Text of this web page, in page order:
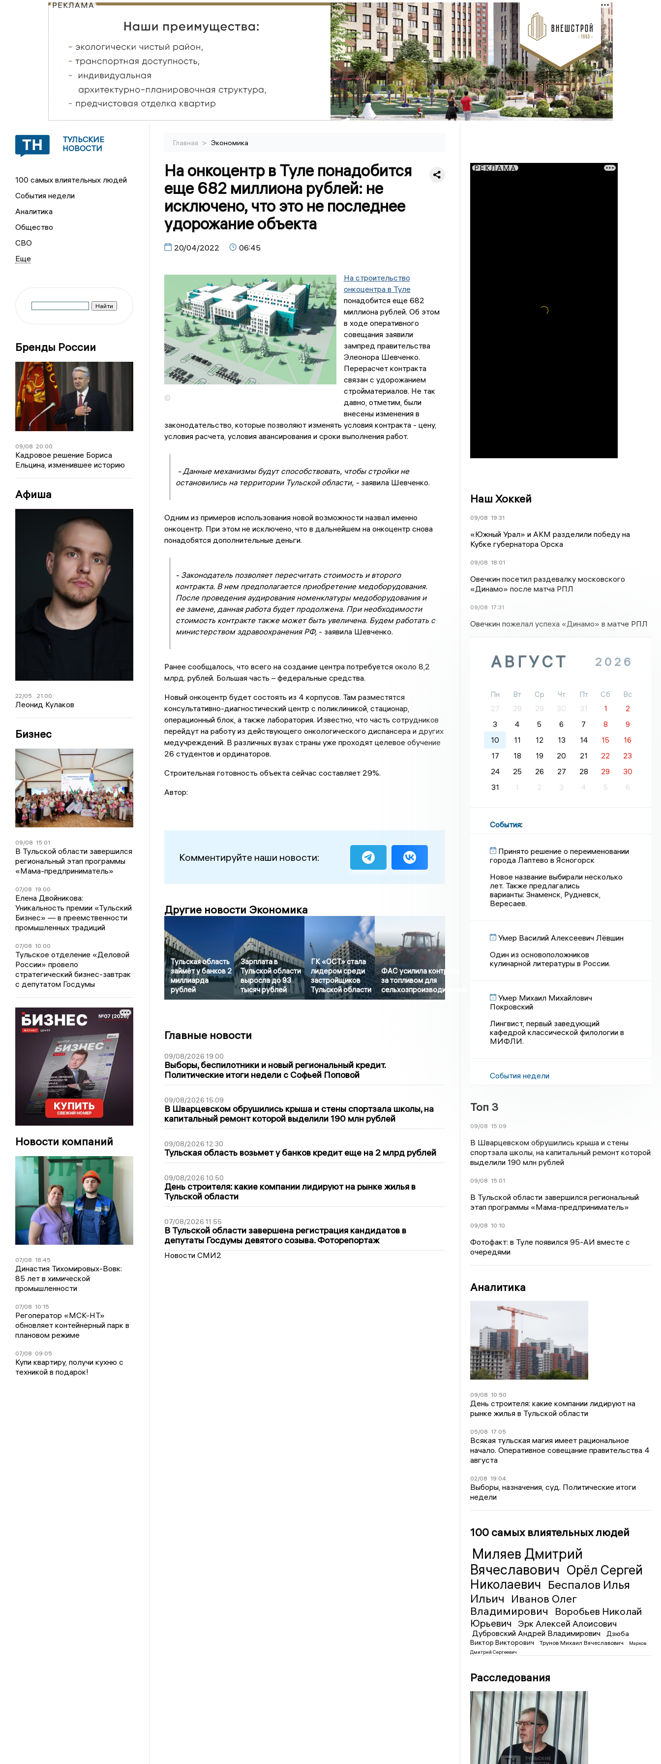
РЕКЛАМА
ТУЛЬСКИЕ
НОВОСТИ
100 самых влиятельных людей
События недели
Аналитика
Общество
СВО
Бренды России
09/08 20:00
Кадровое решение Бориса
Ельцина, изменившее историю
Афиша
22/05 21:00
Леонид Кулаков
Бизнес
09/08 15:01
В Тульской области завершился
региональный этап программы
«Мама-предприниматель»
07/08 19:00
Елена Двойникова:
Уникальность премии «Тульский
Бизнес» — в преемственности
промышленных традиций
07/08 10:00
Тульское отделение «Деловой
России» провело
стратегический бизнес-завтрак
с депутатом Госдумы
Новости компаний
07/08 18:45
Династия Тихомировых-Вовк:
85 лет в химической
промышленности
07/08 10:15
Регоператор «МСК-НТ»
обновляет контейнерный парк в
плановом режиме
07/08 09:05
Купи квартиру, получи кухню с
техникой в подарок!
Главная > Экономика
На онкоцентр в Туле понадобится
еще 682 миллиона рублей: не
исключено, что это не последнее
удорожание объекта
20/04/2022 06:45
©
На строительство
онкоцентра в Туле
понадобится еще 682
миллиона рублей. Об этом
в ходе оперативного
совещания заявили
зампред правительства
Элеонора Шевченко.
Перерасчет контракта
связан с удорожанием
стройматериалов. Не так
давно, отметим, были
внесены изменения в
законодательство, которые позволяют изменять условия контракта - цену,
условия расчета, условия авансирования и сроки выполнения работ.
- Данные механизмы будут способствовать, чтобы стройки не
остановились на территории Тульской области, -заявила Шевченко.
Одним из примеров использования новой возможности назвал именно
онкоцентр. При этом не исключено, что в дальнейшем на онкоцентр снова
понадобятся дополнительные деньги.
- Законодатель позволяет пересчитать стоимость и второго
контракта. В нем предполагается приобретение медоборудования.
После проведения аудирования номенклатуры медоборудования и
ее замене, данная работа будет продолжена. При необходимости
стоимость контракте также может быть увеличена. Будем работать с
министерством здравоохранения РФ,- заявила Шевченко.
Ранее сообщалось, что всего на создание центра потребуется около 8,2
млрд. рублей. Большая часть – федеральные средства.
Новый онкоцентр будет состоять из 4 корпусов. Там разместятся
консультативно-диагностический центр с поликлиникой, стационар,
операционный блок, а также лаборатория. Известно, что часть сотрудников
перейдут на работу из действующего онкологического диспансера и других
медучреждений. В различных вузах страны уже проходят целевое обучение
26 студентов и ординаторов.
Строительная готовность объекта сейчас составляет 29%.
Автор:
Комментируйте наши новости:
Другие новости Экономика
Тульская область
займёт у банков 2
миллиарда
рублей
Зарплата в
Тульской области
выросла до 93
тысяч рублей
ГК «ОСТ» стала
лидером среди
застройщиков
Тульской области
ФАС усилила контроль
за топливом для
сельхозпроизводителей
Главные новости
09/08/2026 19:00
Выборы, беспилотники и новый региональный кредит.
Политические итоги недели с Софьей Поповой
09/08/2026 15:09
В Шварцевском обрушились крыша и стены спортзала школы, на
капитальный ремонт которой выделили 190 млн рублей
09/08/2026 12:30
Тульская область возьмет у банков кредит еще на 2 млрд рублей
09/08/2026 10:50
День строителя: какие компании лидируют на рынке жилья в
Тульской области
07/08/2026 11:55
В Тульской области завершена регистрация кандидатов в
депутаты Госдумы девятого созыва. Фоторепортаж
Новости СМИ2
РЕКЛАМА
Наш Хоккей
09/08 19:31
«Южный Урал» и АКМ разделили победу на
Кубке губернатора Орска
09/08 18:01
Овечкин посетил раздевалку московского
«Динамо» после матча РПЛ
09/08 17:31
Овечкин пожелал успеха «Динамо» в матче РПЛ
АВГУСТ 2026
Пн Вт Ср Чт Пт Сб
Вс
27
28 29 30 31 1
2
3
4 5 6 7 8
9
10
11 12 13 14 15
16
17
18 19 20 21 22
23
24
25 26 27 28 29
30
31
1 2 3 4 5 6
События:
Принято решение о переименовании
города Лаптево в Ясногорск
Новое название выбирали несколько
лет. Также предлагались
варианты: Знаменск, Рудневск,
Вересаев.
Умер Василий Алексеевич Лёвшин
Один из основоположников
кулинарной литературы в России.
Умер Михаил Михайлович
Покровский
Лингвист, первый заведующий
кафедрой классической филологии в
МИФЛИ.
События недели
Топ 3
09/08 15:09
В Шварцевском обрушились крыша и стены
спортзала школы, на капитальный ремонт которой
выделили 190 млн рублей
09/08 15:01
В Тульской области завершился региональный
этап программы «Мама-предприниматель»
09/08 10:10
Фотофакт: в Туле появился 95-АИ вместе с
очередями
Аналитика
09/08 10:50
День строителя: какие компании лидируют на
рынке жилья в Тульской области
05/08 17:05
Всякая тульская магия имеет рациональное
начало. Оперативное совещание правительства 4
августа
02/08 19:04
Выборы, назначения, суд. Политические итоги
недели
100 самых влиятельных людей
Миляев Дмитрий
Вячеславович Орёл Сергей
Николаевич Беспалов Илья
Ильич
Иванов Олег
Владимирович
Воробьев Николай
Юрьевич
Эрк Алексей Алоисович
Дубровский Андрей Владимирович
Дзюба
Виктор Викторович
Трунов Михаил Вячеславович
Марков
Дмитрий Сергеевич
Расследования